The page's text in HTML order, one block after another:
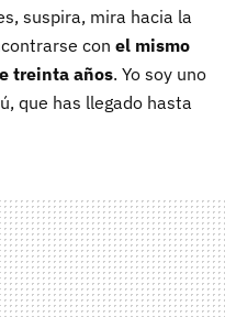
suspira, mira hacia la
con el mismo
treinta años. Yo soy uno
que has llegado hasta